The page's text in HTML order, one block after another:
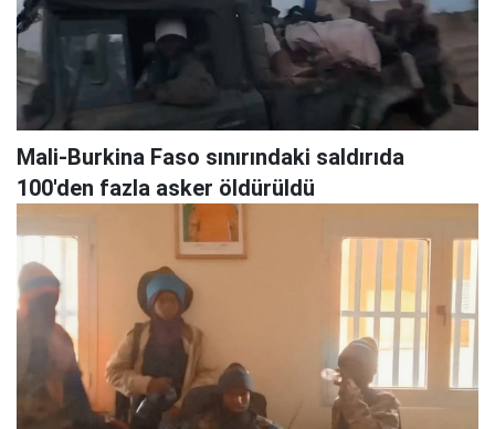
Mali-Burkina Faso sınırındaki saldırıda
100'den fazla asker öldürüldü